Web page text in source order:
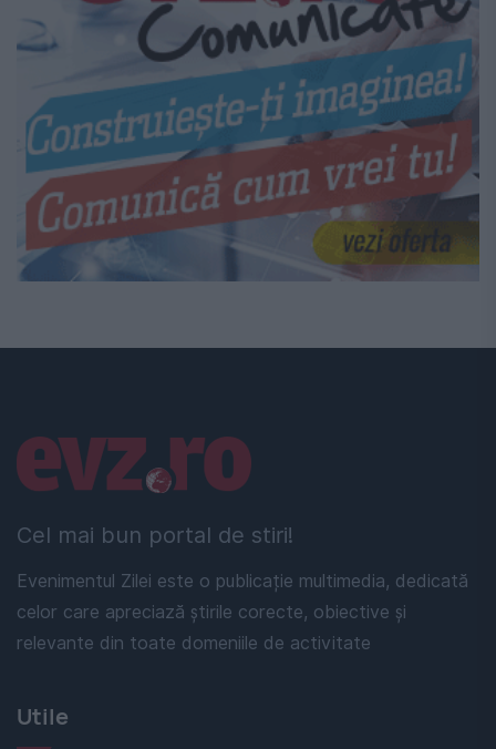
Cel mai bun portal de stiri!
Evenimentul Zilei este o publicație multimedia, dedicată
celor care apreciază știrile corecte, obiective și
relevante din toate domeniile de activitate
Linkuri utile
Utile